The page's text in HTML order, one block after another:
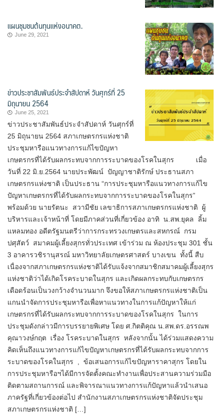
แผนชุมชนต้นทุนแห่งอนาคต.
June 29, 2021
ข่าวประชาสัมพันธ์ประจำสัปดาห์ วันศุกร์ที่ 25
มิถุนายน 2564
June 25, 2021
ข่าวประชาสัมพันธ์ประจำสัปดาห์ วันศุกร์ที่
25 มิถุนายน 2564 สภาเกษตรกรแห่งชาติ
ประชุมหารือแนวทางการแก้ไขปัญหา
เกษตรกรที่ได้รับผลกระทบจากการระบาดของโรคในสุกร เมื่อ
วันที่ 22 มิ.ย.2564 นายประพัฒน์ ปัญญาชาติรักษ์ ประธานสภา
เกษตรกรแห่งชาติ เป็นประธาน “การประชุมหารือแนวทางการแก้ไข
ปัญหาเกษตรกรที่ได้รับผลกระทบจากการระบาดของโรคในสุกร”
พร้อมด้วย นายรัตนะ สวามีชัย เลขาธิการสภาเกษตรกรแห่งชาติ ผู้
บริหารและเจ้าหน้าที่ โดยมีภาคส่วนที่เกี่ยวข้อง อาทิ น.สพ.ยุคล ลิ้ม
แหลมทอง อดีตรัฐมนตรีว่าการกระทรวงเกษตรและสหกรณ์ กรม
ปศุสัตว์ สมาคมผู้เลี้ยงสุกรทั่วประเทศ เข้าร่วม ณ ห้องประชุม 301 ชั้น
3 อาคารวชิรานุสรณ์ มหาวิทยาลัยเกษตรศาสตร์ บางเขน ทั้งนี้ สืบ
เนื่องจากสภาเกษตรกรแห่งชาติได้รับแจ้งจากสมาชิกสมาคมผู้เลี้ยงสุกร
แห่งชาติว่าได้เกิดโรคระบาดในสุกร และเกิดผลกระทบกับเกษตรกร
เดือดร้อนเป็นวงกว้างจำนวนมาก จึงขอให้สภาเกษตรกรแห่งชาติเป็น
แกนนำจัดการประชุมหารือเพื่อหาแนวทางในการแก้ปัญหาให้แก่
เกษตรกรที่ได้รับผลกระทบจากการระบาดของโรคในสุกร ในการ
ประชุมดังกล่าวมีการบรรยายพิเศษ โดย ศ.กิตติคุณ น.สพ.ดร.อรรณพ
คุณาวงษ์กฤต เรื่อง โรคระบาดในสุกร หลังจากนั้น ได้ร่วมแสดงความ
คิดเห็นถึงแนวทางการแก้ไขปัญหาเกษตรกรที่ได้รับผลกระทบจากการ
ระบาดของโรคในสุกร , ข้อเสนอการแก้ไขปัญหาราคาสุกร โดยใน
การประชุมหารือฯได้มีการจัดตั้งคณะทำงานเพื่อประสานความร่วมมือ
ติดตามสถานการณ์ และพิจารณาแนวทางการแก้ปัญหาแล้วนำเสนอ
ภาครัฐที่เกี่ยวข้องต่อไป สำนักงานสภาเกษตรกรแห่งชาติจัดประชุม
สภาเกษตรกรแห่งชาติ […]